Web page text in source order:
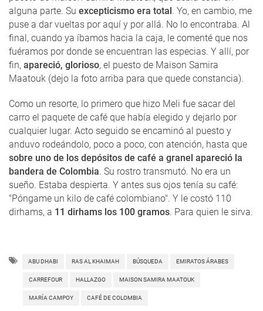
alguna parte. Su excepticismo era total . Yo, en cambio, me
puse a dar vueltas por aquí y por allá. No lo encontraba. Al
final, cuando ya íbamos hacia la caja, le comenté que nos
fuéramos por donde se encuentran las especias. Y allí, por
fin, apareció, glorioso, el puesto de Maison Samira
Maatouk (dejo la foto arriba para que quede constancia).
Como un resorte, lo primero que hizo Meli fue sacar del
carro el paquete de café que había elegido y dejarlo por
cualquier lugar. Acto seguido se encaminó al puesto y
anduvo rodeándolo, poco a poco, con atención, hasta que
sobre uno de los depósitos de café a granel apareció la
bandera de Colombia. Su rostro transmutó. No era un
sueño. Estaba despierta. Y antes sus ojos tenía su café:
"Póngame un kilo de café colombiano". Y le costó 110
dirhams, a 11 dirhams los 100 gramos. Para quien le sirva.
ABU DHABI RAS AL KHAIMAH BÚSQUEDA EMIRATOS ÁRABES
CARREFOUR HALLAZGO MAISON SAMIRA MAATOUK
MARÍA CAMPOY CAFÉ DE COLOMBIA